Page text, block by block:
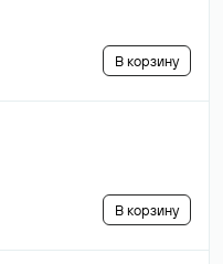
В корзину
В корзину